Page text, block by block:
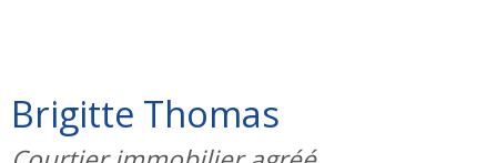
Brigitte Thomas